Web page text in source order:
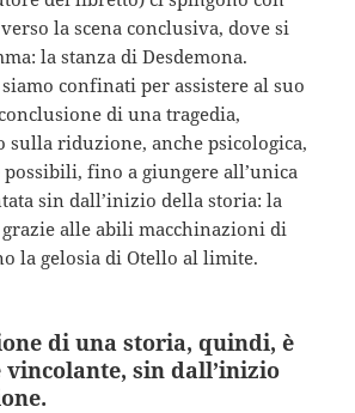
la scena conclusiva, dove si
la stanza di Desdemona.
confinati per assistere al suo
di una tragedia,
sulla riduzione, anche psicologica,
fino a giungere all’unica
sin dall’inizio della storia: la
alle abili macchinazioni di
la gelosia di Otello al limite.
di una storia, quindi, è
sin dall’inizio